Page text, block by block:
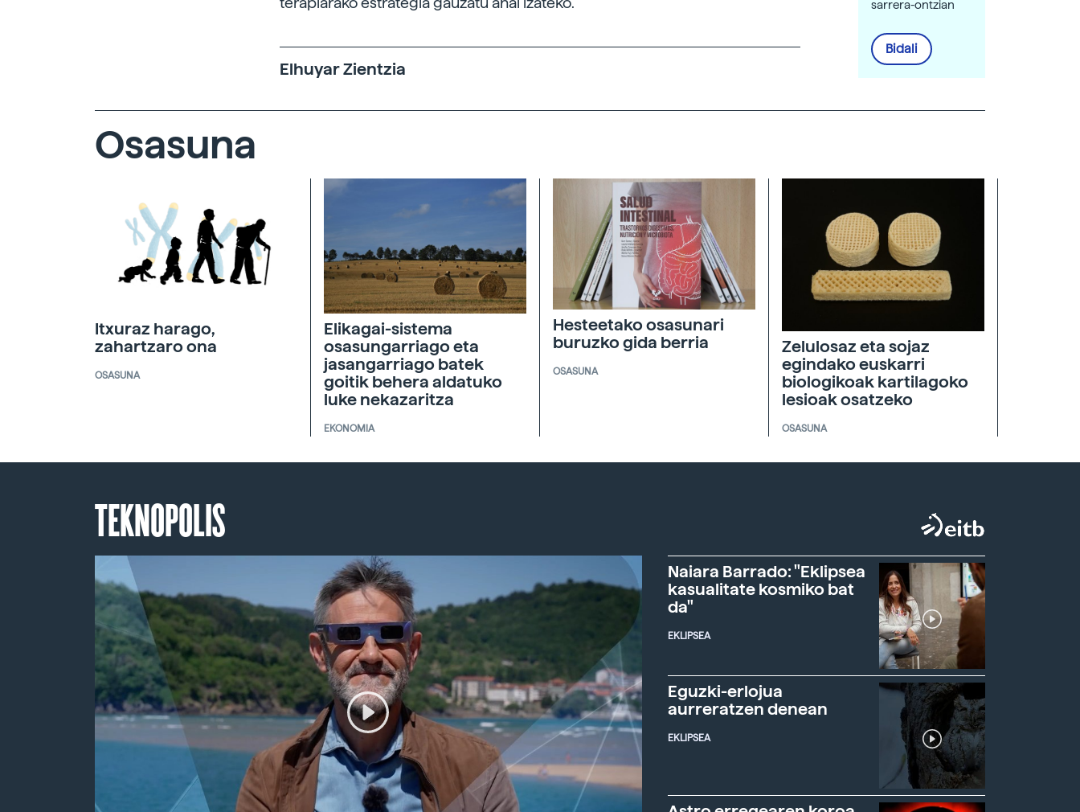
Elhuyar Zientzia
sarrera-ontzian
Bidali
Osasuna
Itxuraz harago,
zahartzaro ona
OSASUNA
Elikagai-sistema
osasungarriago eta
jasangarriago batek
goitik behera aldatuko
luke nekazaritza
EKONOMIA
Hesteetako osasunari
buruzko gida berria
OSASUNA
Zelulosaz eta sojaz
egindako euskarri
biologikoak kartilagoko
lesioak osatzeko
OSASUNA
TEKNOPOLIS
Naiara Barrado: "Eklipsea
kasualitate kosmiko bat
da"
EKLIPSEA
Eguzki-erlojua
aurreratzen denean
EKLIPSEA